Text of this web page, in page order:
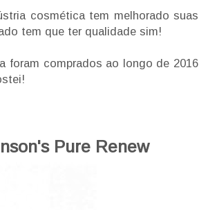
cosmética tem melhorado suas
tem que ter qualidade sim!
foram comprados ao longo de 2016
Pure Renew